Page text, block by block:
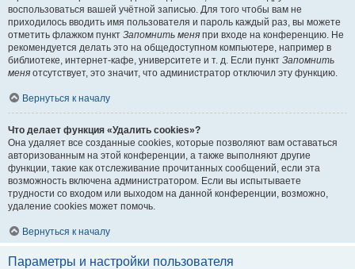
воспользоваться вашей учётной записью. Для того чтобы вам не
приходилось вводить имя пользователя и пароль каждый раз, вы можете
отметить флажком пункт Запомнить меня при входе на конференцию. Не
рекомендуется делать это на общедоступном компьютере, например в
библиотеке, интернет-кафе, университете и т. д. Если пункт Запомнить
меня отсутствует, это значит, что администратор отключил эту функцию.
Вернуться к началу
Что делает функция «Удалить cookies»?
Она удаляет все созданные cookies, которые позволяют вам оставаться
авторизованным на этой конференции, а также выполняют другие
функции, такие как отслеживание прочитанных сообщений, если эта
возможность включена администратором. Если вы испытываете
трудности со входом или выходом на данной конференции, возможно,
удаление cookies может помочь.
Вернуться к началу
Параметры и настройки пользователя